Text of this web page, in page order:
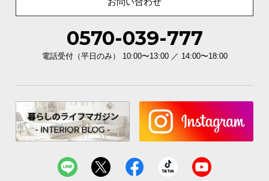
0570-039-777
電話受付（平日のみ） 10:00〜13:00 ／ 14:00〜18:00